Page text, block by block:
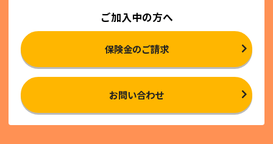
ご加入中の方へ
保険金のご請求
お問い合わせ